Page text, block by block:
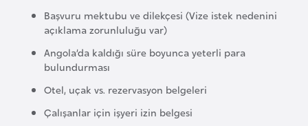
Başvuru mektubu ve dilekçesi (Vize istek nedenini
açıklama zorunluluğu var)
Angola’da kaldığı süre boyunca yeterli para
bulundurması
Otel, uçak vs. rezervasyon belgeleri
Çalışanlar için işyeri izin belgesi